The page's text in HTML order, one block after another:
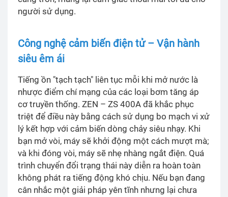
người sử dụng.
Công nghệ cảm biến điện tử – Vận hành
siêu êm ái
Tiếng ồn "tạch tạch" liên tục mỗi khi mở nước là
nhược điểm chí mạng của các loại bơm tăng áp
cơ truyền thống. ZEN – ZS 400A đã khắc phục
triệt để điều này bằng cách sử dụng bo mạch vi xử
lý kết hợp với cảm biến dòng chảy siêu nhạy. Khi
bạn mở vòi, máy sẽ khởi động một cách mượt mà;
và khi đóng vòi, máy sẽ nhẹ nhàng ngắt điện. Quá
trình chuyển đổi trạng thái này diễn ra hoàn toàn
không phát ra tiếng động khó chịu. Nếu bạn đang
cân nhắc một giải pháp yên tĩnh nhưng lại chưa